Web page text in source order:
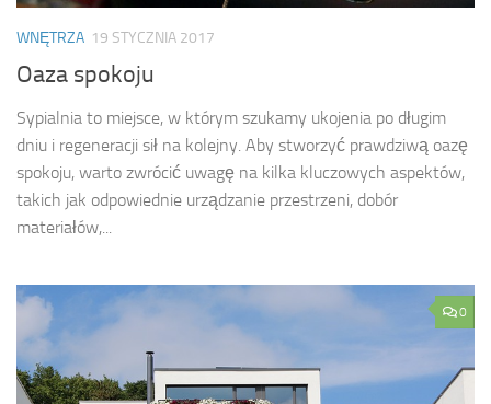
WNĘTRZA 19 STYCZNIA 2017
Oaza spokoju
Sypialnia to miejsce, w którym szukamy ukojenia po długim
dniu i regeneracji sił na kolejny. Aby stworzyć prawdziwą oazę
spokoju, warto zwrócić uwagę na kilka kluczowych aspektów,
takich jak odpowiednie urządzanie przestrzeni, dobór
materiałów,...
0